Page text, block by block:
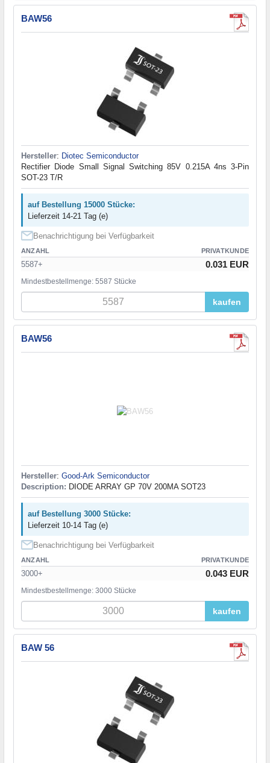
BAW56
Hersteller: Diotec Semiconductor
Rectifier Diode Small Signal Switching 85V 0.215A 4ns 3-Pin
SOT-23 T/R
auf Bestellung 15000 Stücke:
Lieferzeit 14-21 Tag (e)
Benachrichtigung bei Verfügbarkeit
ANZAHL PRIVATKUNDE
5587+ 0.031 EUR
Mindestbestellmenge: 5587 Stücke
kaufen
BAW56
Hersteller: Good-Ark Semiconductor
Description: DIODE ARRAY GP 70V 200MA SOT23
auf Bestellung 3000 Stücke:
Lieferzeit 10-14 Tag (e)
Benachrichtigung bei Verfügbarkeit
ANZAHL PRIVATKUNDE
3000+ 0.043 EUR
Mindestbestellmenge: 3000 Stücke
kaufen
BAW 56